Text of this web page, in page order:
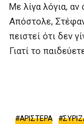
Με λίγα λόγια,
Απόστολε,
πειστεί ότι δεν
Γιατί το
ΑΡΙΣΤΕΡΑ